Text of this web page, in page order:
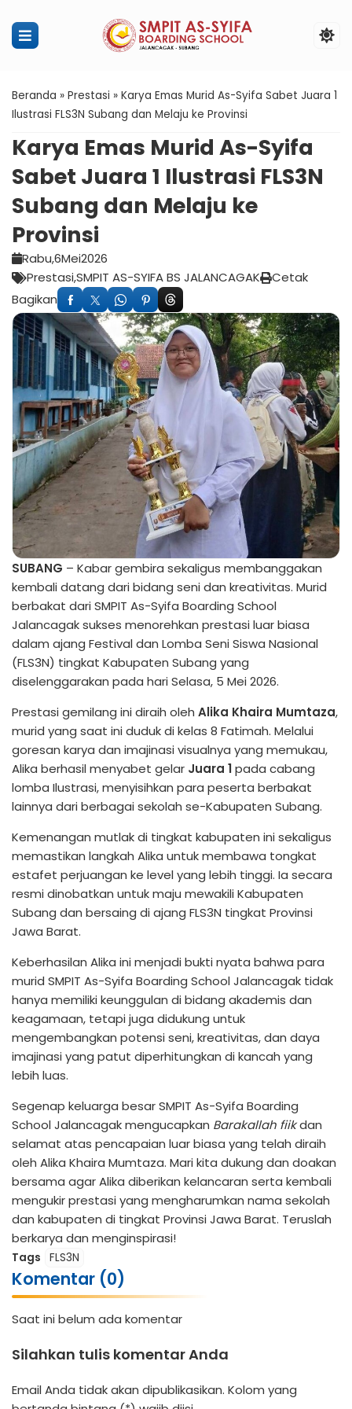
Penerimaan Murid Baru SMPIT
Beranda » Prestasi » Karya Emas Murid As-Syifa Sabet Juara 1
Ilustrasi FLS3N Subang dan Melaju ke Provinsi
Karya Emas Murid As-Syifa
Sabet Juara 1 Ilustrasi FLS3N
Subang dan Melaju ke
Provinsi
Rabu,6Mei2026
PrestasiSMPIT AS-SYIFA BS JALANCAGAK
Cetak
Bagikan
SUBANG – Kabar gembira sekaligus membanggakan
kembali datang dari bidang seni dan kreativitas. Murid
berbakat dari SMPIT As-Syifa Boarding School
Jalancagak sukses menorehkan prestasi luar biasa
dalam ajang Festival dan Lomba Seni Siswa Nasional
(FLS3N) tingkat Kabupaten Subang yang
diselenggarakan pada hari Selasa, 5 Mei 2026.
Prestasi gemilang ini diraih oleh Alika Khaira Mumtaza,
murid yang saat ini duduk di kelas 8 Fatimah. Melalui
goresan karya dan imajinasi visualnya yang memukau,
Alika berhasil menyabet gelar Juara 1pada cabang
lomba Ilustrasi, menyisihkan para peserta berbakat
lainnya dari berbagai sekolah se-Kabupaten Subang.
Kemenangan mutlak di tingkat kabupaten ini sekaligus
memastikan langkah Alika untuk membawa tongkat
estafet perjuangan ke level yang lebih tinggi. Ia secara
resmi dinobatkan untuk maju mewakili Kabupaten
Subang dan bersaing di ajang FLS3N tingkat Provinsi
Jawa Barat.
Keberhasilan Alika ini menjadi bukti nyata bahwa para
murid SMPIT As-Syifa Boarding School Jalancagak tidak
hanya memiliki keunggulan di bidang akademis dan
keagamaan, tetapi juga didukung untuk
mengembangkan potensi seni, kreativitas, dan daya
imajinasi yang patut diperhitungkan di kancah yang
lebih luas.
Segenap keluarga besar SMPIT As-Syifa Boarding
School Jalancagak mengucapkan Barakallah fiikdan
selamat atas pencapaian luar biasa yang telah diraih
oleh Alika Khaira Mumtaza. Mari kita dukung dan doakan
bersama agar Alika diberikan kelancaran serta kembali
mengukir prestasi yang mengharumkan nama sekolah
dan kabupaten di tingkat Provinsi Jawa Barat. Teruslah
berkarya dan menginspirasi!
Tags FLS3N
Komentar (0)
Saat ini belum ada komentar
Silahkan tulis komentar Anda
Email Anda tidak akan dipublikasikan. Kolom yang